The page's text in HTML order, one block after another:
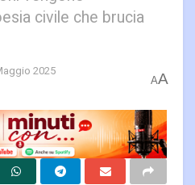
civile che brucia
2025
AA